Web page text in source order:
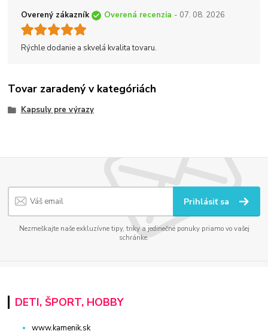
Overený zákazník Overená recenzia - 07. 08. 2026
Rýchle dodanie a skvelá kvalita tovaru.
Tovar zaradený v kategóriách
Kapsuly pre výrazy
Prihlásiť sa
Nezmeškajte naše exkluzívne tipy, triky a jedinečné ponuky priamo vo vašej
schránke.
DETI, ŠPORT, HOBBY
www.kamenik.sk